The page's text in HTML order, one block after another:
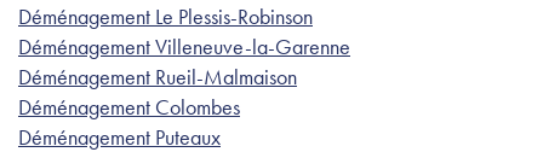
Déménagement Le Plessis-Robinson
Déménagement Villeneuve-la-Garenne
Déménagement Rueil-Malmaison
Déménagement Colombes
Déménagement Puteaux